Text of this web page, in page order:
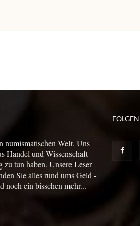
numismatischen Welt. Uns
Handel und Wissenschaft
tun haben. Unsere Leser
Sie alles rund ums Geld -
ein bisschen mehr...